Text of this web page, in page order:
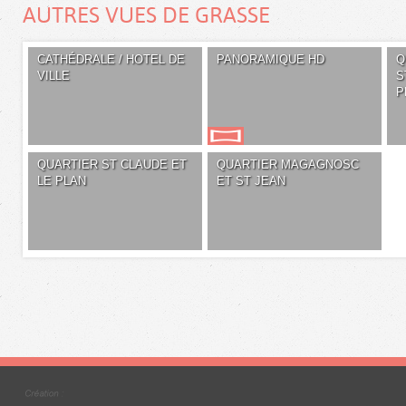
AUTRES VUES DE GRASSE
CATHÉDRALE / HOTEL DE
VILLE
PANORAMIQUE HD
QUARTIER ST CLAUDE ET
LE PLAN
QUARTIER MAGAGNOSC
ET ST JEAN